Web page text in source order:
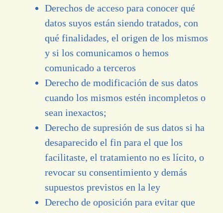
Derechos de acceso para conocer qué
datos suyos están siendo tratados, con
qué finalidades, el origen de los mismos
y si los comunicamos o hemos
comunicado a terceros
Derecho de modificación de sus datos
cuando los mismos estén incompletos o
sean inexactos;
Derecho de supresión de sus datos si ha
desaparecido el fin para el que los
facilitaste, el tratamiento no es lícito, o
revocar su consentimiento y demás
supuestos previstos en la ley
Derecho de oposición para evitar que